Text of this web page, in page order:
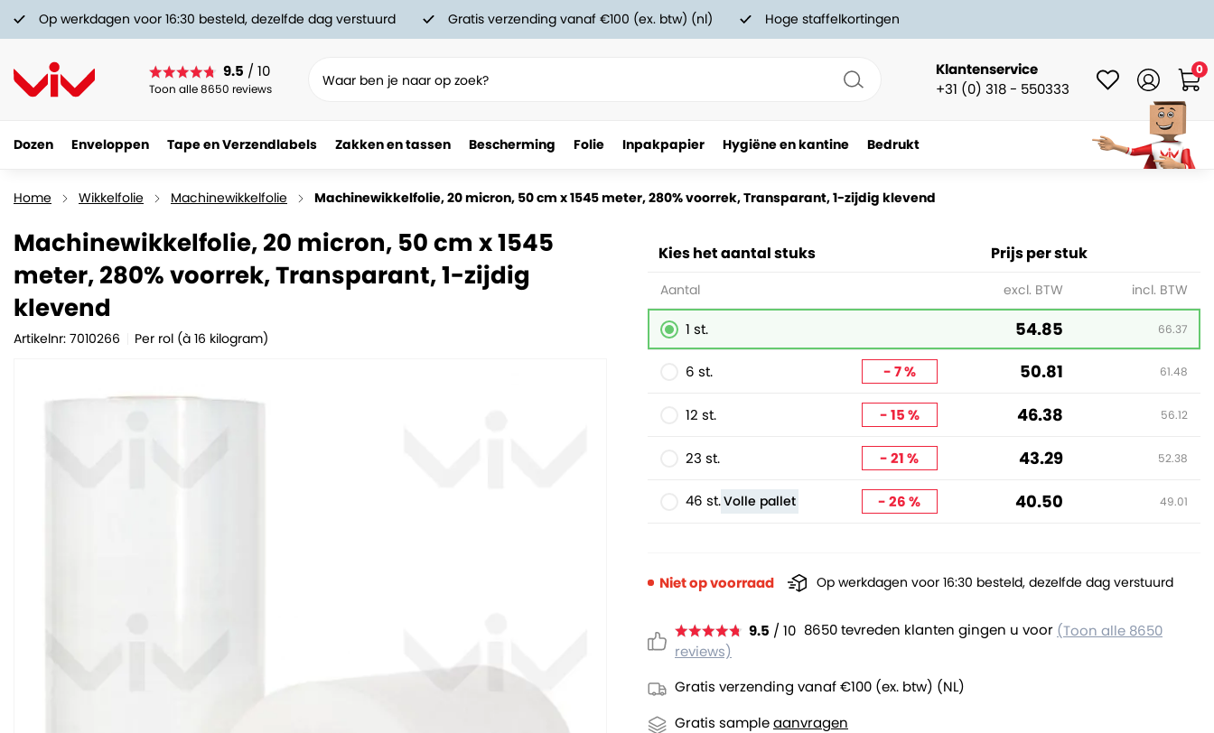
Op werkdagen voor 16:30 besteld, dezelfde dag verstuurd Gratis verzending vanaf €100 (ex. btw) (nl) Hoge staffelkortingen
Klantenservice
+31 (0) 318 - 550333
9.5 / 10
Toon alle 8650 reviews
0
Dozen Enveloppen Tape en Verzendlabels Zakken en tassen Bescherming Folie Inpakpapier Hygiëne en kantine Bedrukt
Home Wikkelfolie Machinewikkelfolie Machinewikkelfolie, 20 micron, 50 cm x 1545 meter, 280% voorrek, Transparant, 1-zijdig klevend
Machinewikkelfolie, 20 micron, 50 cm x 1545
meter, 280% voorrek, Transparant, 1-zijdig
klevend
Artikelnr: 7010266 Per rol (à 16 kilogram)
9.5 / 10 8650 tevreden klanten gingen u voor (Toon alle 8650
reviews)
Gratis verzending vanaf €100 (ex. btw) (NL)
Gratis sampleaanvragen
Kies het aantal stuks Prijs per stuk
Aantal excl. BTW incl. BTW
1 st. 54.85 66.37
6 st. - 7 % 50.81 61.48
12 st. - 15 % 46.38 56.12
23 st. - 21 % 43.29 52.38
46 st.Volle pallet - 26 % 40.50 49.01
Niet op voorraad Op werkdagen voor 16:30 besteld, dezelfde dag verstuurd